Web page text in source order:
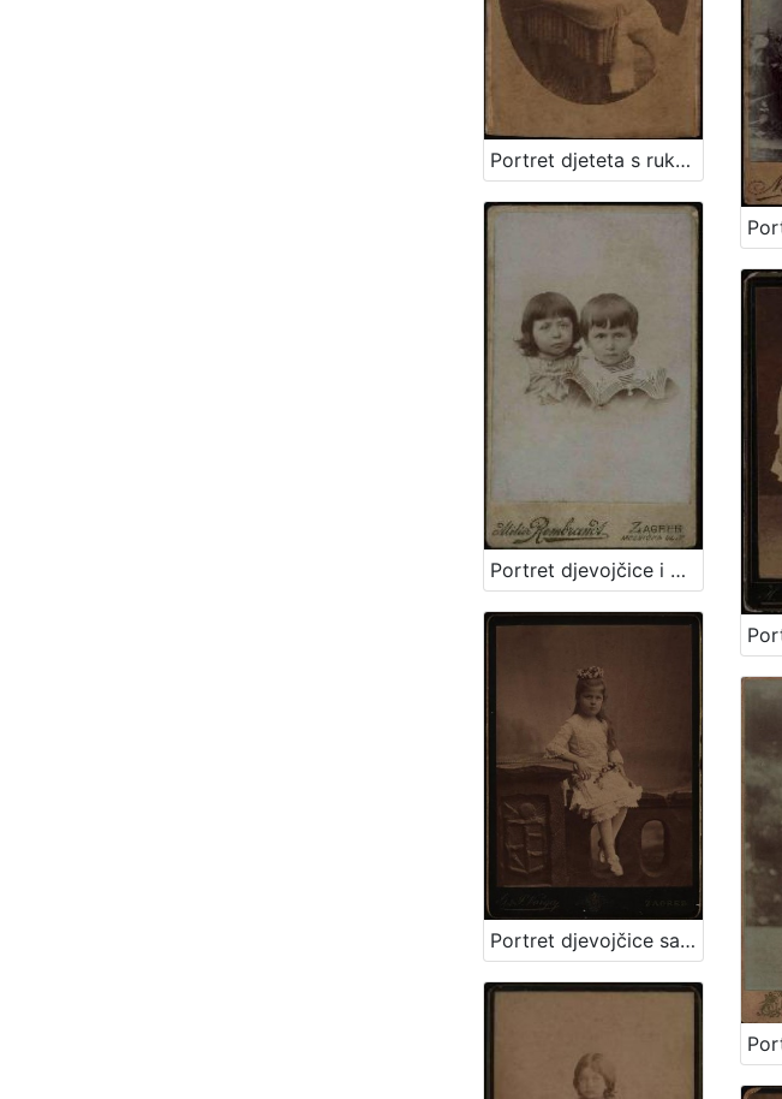
Portret djeteta s rukom oslonjenom na naslon / Ivan Standl
Portret djevojčice i dječaka / Atelier Rembrandt
Portret djevojčice sa cvjetnim vjenčićem / [Gjuro Varga] ; [izradio fotografski atelijer] G. & I. Varga